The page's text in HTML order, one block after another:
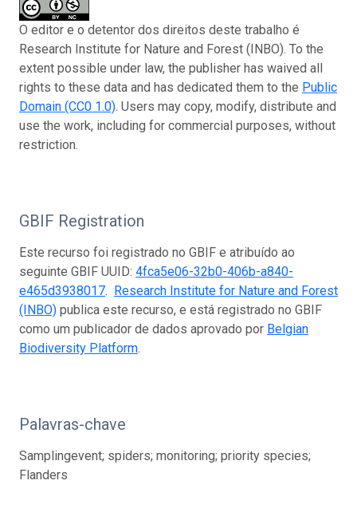
O editor e o detentor dos direitos deste trabalho é
Research Institute for Nature and Forest (INBO). To the
extent possible under law, the publisher has waived all
rights to these data and has dedicated them to the Public
Domain (CC0 1.0). Users may copy, modify, distribute and
use the work, including for commercial purposes, without
restriction.
GBIF Registration
Este recurso foi registrado no GBIF e atribuído ao
seguinte GBIF UUID: 4fca5e06-32b0-406b-a840-
e465d3938017. Research Institute for Nature and Forest
(INBO) publica este recurso, e está registrado no GBIF
como um publicador de dados aprovado por Belgian
Biodiversity Platform.
Palavras-chave
Samplingevent; spiders; monitoring; priority species;
Flanders